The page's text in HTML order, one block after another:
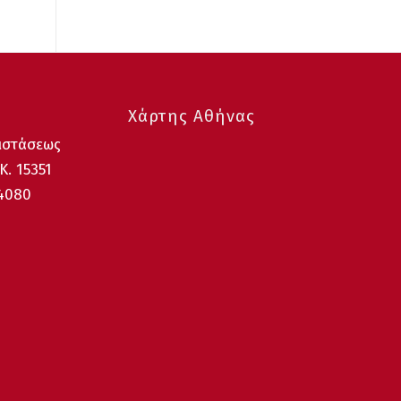
15351
Χάρτης Αθήνας